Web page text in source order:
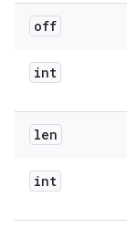
off
int
len
int